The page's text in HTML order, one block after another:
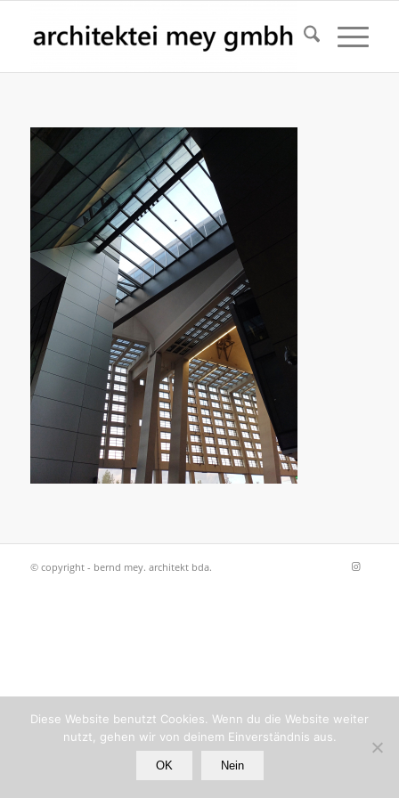
© copyright - bernd mey. architekt bda.
Diese Website benutzt Cookies. Wenn du die Website weiter
nutzt, gehen wir von deinem Einverständnis aus.
OK Nein